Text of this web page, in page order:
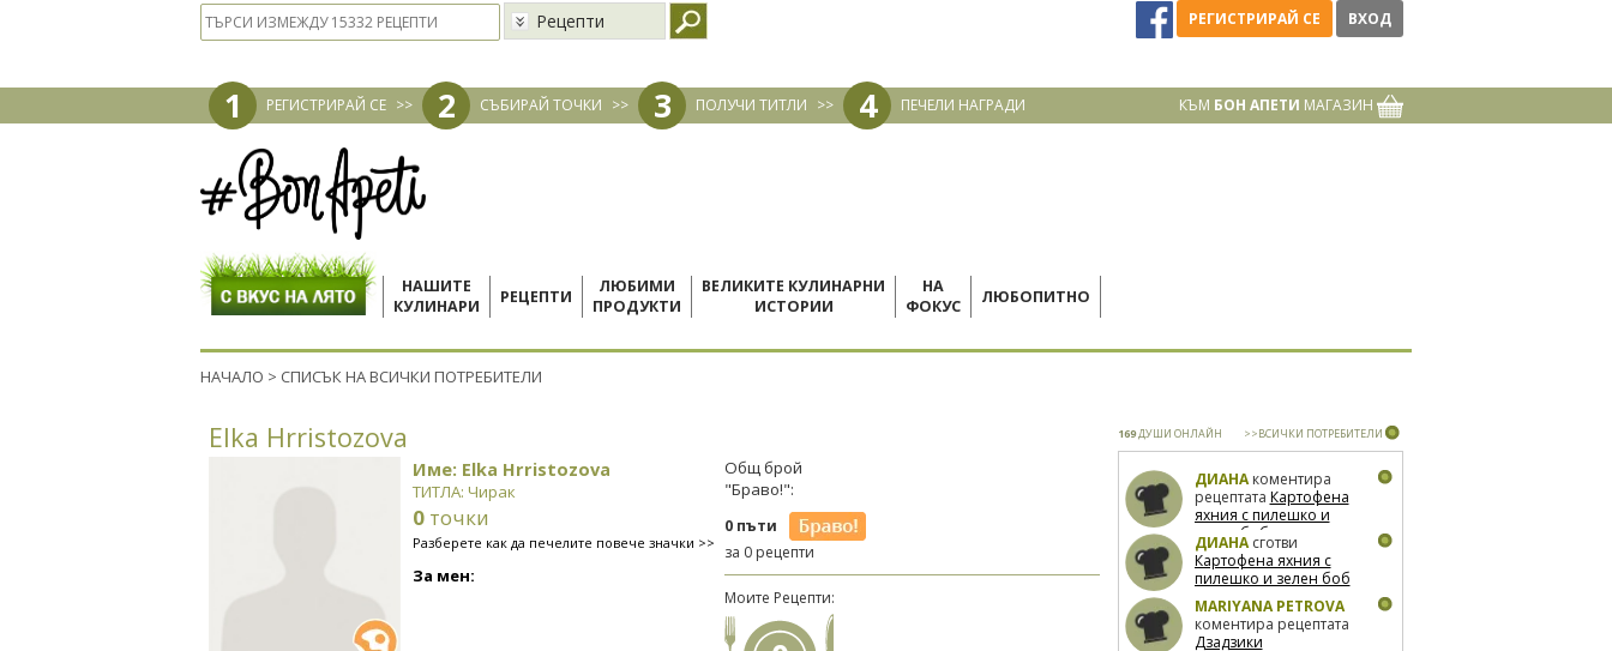
Рецепти РЕГИСТРИРАЙ СЕ ВХОД
1 РЕГИСТРИРАЙ СЕ >> 2 СЪБИРАЙ ТОЧКИ >> 3 ПОЛУЧИ ТИТЛИ >> 4 ПЕЧЕЛИ НАГРАДИ КЪМ БОН АПЕТИ МАГАЗИН
НАШИТЕ
КУЛИНАРИ
РЕЦЕПТИ
ЛЮБИМИ
ПРОДУКТИ
ВЕЛИКИТЕ КУЛИНАРНИ
ИСТОРИИ
НА
ФОКУС
ЛЮБОПИТНО
НАЧАЛО > СПИСЪК НА ВСИЧКИ ПОТРЕБИТЕЛИ
Elka Hrristozova
Име: Elka Hrristozova
ТИТЛА: Чирак
0 точки
Разберете как да печелите повече значки >>
За мен:
Общ брой
"Браво!":
0 пъти
за 0 рецепти
Моите Рецепти:
169ДУШИ ОНЛАЙН >>ВСИЧКИ ПОТРЕБИТЕЛИ
ДИАНАкоментира
рецептата Картофена
яхния с пилешко и
зелен боб
ДИАНАсготви
Картофена яхния с
пилешко и зелен боб
MARIYANA PETROVA
коментира рецептата
Дзадзики